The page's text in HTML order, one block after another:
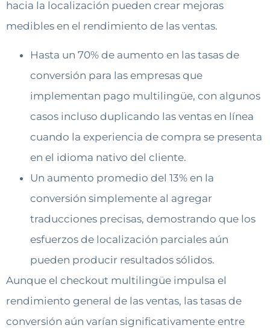
hacia la localización pueden crear mejoras
medibles en el rendimiento de las ventas.
Hasta un 70% de aumento en las tasas de
conversión para las empresas que
implementan pago multilingüe, con algunos
casos incluso duplicando las ventas en línea
cuando la experiencia de compra se presenta
en el idioma nativo del cliente.
Un aumento promedio del 13% en la
conversión simplemente al agregar
traducciones precisas, demostrando que los
esfuerzos de localización parciales aún
pueden producir resultados sólidos.
Aunque el checkout multilingüe impulsa el
rendimiento general de las ventas, las tasas de
conversión aún varían significativamente entre